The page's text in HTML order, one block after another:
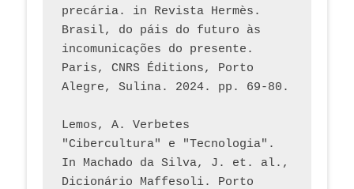
precária. in Revista Hermès.
Brasil, do páis do futuro às
incomunicações do presente.
Paris, CNRS Éditions, Porto
Lemos, A. Verbetes
"Cibercultura" e "Tecnologia".
In Machado da Silva, J. et. al.,
Dicionário Maffesoli. Porto